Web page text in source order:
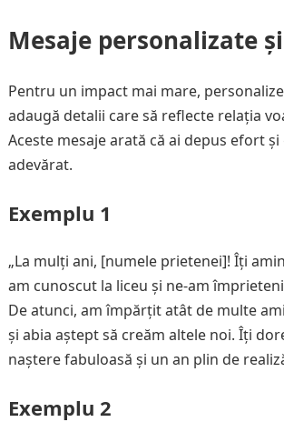
Mesaje personalizate
Pentru un impact mai mare,
adaugă detalii care să reflecte relația
Aceste mesaje arată că ai depus efort și
adevărat.
Exemplu 1
„La mulți ani, [numele prietenei]! Îți
am cunoscut la liceu și ne-am
De atunci, am împărțit atât de multe
și abia aștept să creăm altele noi. Îți
naștere fabuloasă și un an plin de
Exemplu 2